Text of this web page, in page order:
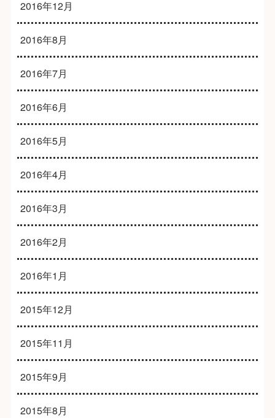
2016年12月
2016年8月
2016年7月
2016年6月
2016年5月
2016年4月
2016年3月
2016年2月
2016年1月
2015年12月
2015年11月
2015年9月
2015年8月